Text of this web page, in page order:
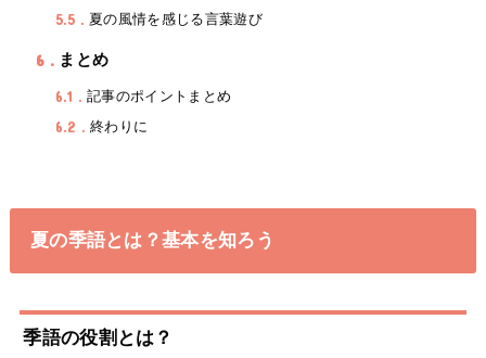
5.5 夏の風情を感じる言葉遊び
6 まとめ
6.1 記事のポイントまとめ
6.2 終わりに
夏の季語とは？基本を知ろう
季語の役割とは？